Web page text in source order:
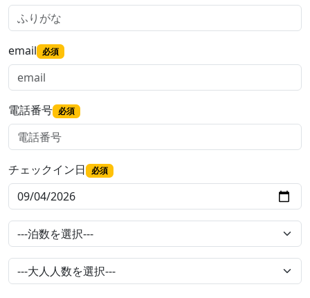
email 必須
電話番号 必須
チェックイン日 必須